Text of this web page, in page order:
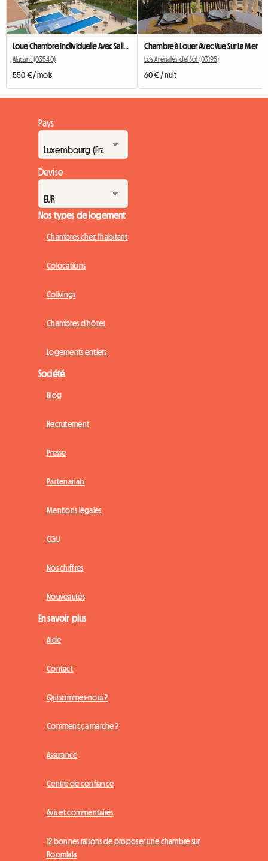
Alacant (03540)
550 € / mois
Chambre à Louer Avec Vue Sur La Mer
Los Arenales del Sol (03195)
60 € / nuit
Pays
Devise
Nos types de logement
Chambres chez l'habitant
Colocations
Colivings
Chambres d'hôtes
Logements entiers
Société
Blog
Recrutement
Presse
Partenariats
Mentions légales
CGU
Nos chiffres
Nouveautés
En savoir plus
Aide
Contact
Qui sommes-nous ?
Comment ça marche ?
Assurance
Centre de confiance
Avis et commentaires
12 bonnes raisons de proposer une chambre sur
Roomlala